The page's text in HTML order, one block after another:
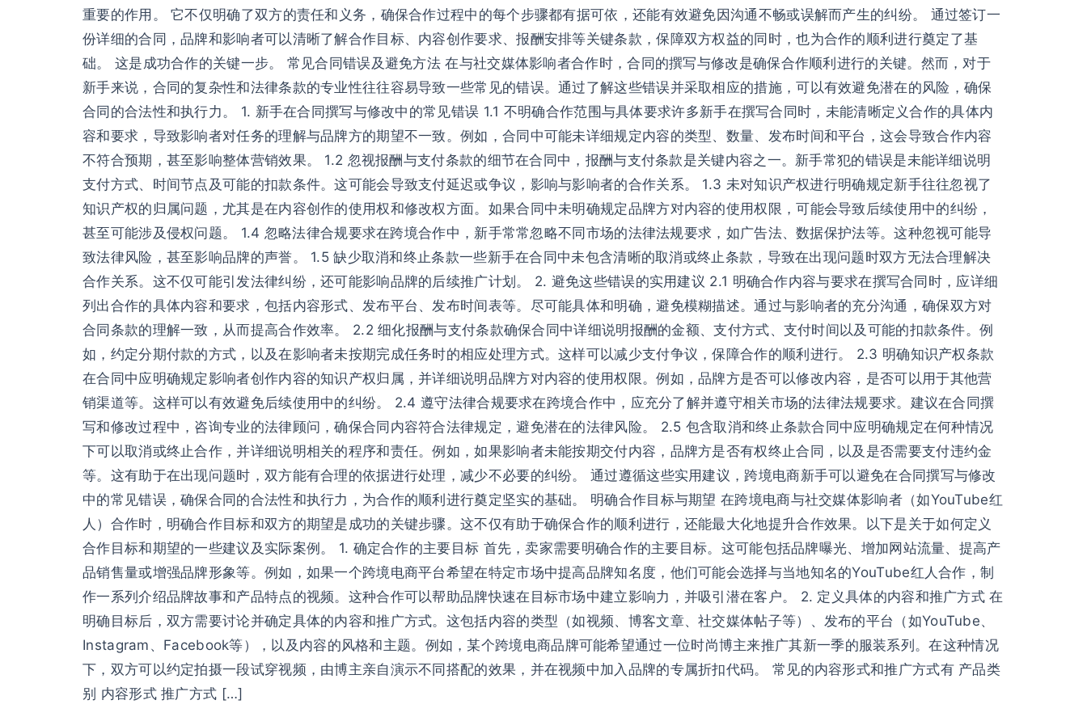
重要的作用。 它不仅明确了双方的责任和义务，确保合作过程中的每个步骤都有据可依，还能有效避免因沟通不畅或误解而产生的纠纷。 通过签订一
份详细的合同，品牌和影响者可以清晰了解合作目标、内容创作要求、报酬安排等关键条款，保障双方权益的同时，也为合作的顺利进行奠定了基
础。 这是成功合作的关键一步。 常见合同错误及避免方法 在与社交媒体影响者合作时，合同的撰写与修改是确保合作顺利进行的关键。然而，对于
新手来说，合同的复杂性和法律条款的专业性往往容易导致一些常见的错误。通过了解这些错误并采取相应的措施，可以有效避免潜在的风险，确保
合同的合法性和执行力。 1. 新手在合同撰写与修改中的常见错误 1.1 不明确合作范围与具体要求许多新手在撰写合同时，未能清晰定义合作的具体内
容和要求，导致影响者对任务的理解与品牌方的期望不一致。例如，合同中可能未详细规定内容的类型、数量、发布时间和平台，这会导致合作内容
不符合预期，甚至影响整体营销效果。 1.2 忽视报酬与支付条款的细节在合同中，报酬与支付条款是关键内容之一。新手常犯的错误是未能详细说明
支付方式、时间节点及可能的扣款条件。这可能会导致支付延迟或争议，影响与影响者的合作关系。 1.3 未对知识产权进行明确规定新手往往忽视了
知识产权的归属问题，尤其是在内容创作的使用权和修改权方面。如果合同中未明确规定品牌方对内容的使用权限，可能会导致后续使用中的纠纷，
甚至可能涉及侵权问题。 1.4 忽略法律合规要求在跨境合作中，新手常常忽略不同市场的法律法规要求，如广告法、数据保护法等。这种忽视可能导
致法律风险，甚至影响品牌的声誉。 1.5 缺少取消和终止条款一些新手在合同中未包含清晰的取消或终止条款，导致在出现问题时双方无法合理解决
合作关系。这不仅可能引发法律纠纷，还可能影响品牌的后续推广计划。 2. 避免这些错误的实用建议 2.1 明确合作内容与要求在撰写合同时，应详细
列出合作的具体内容和要求，包括内容形式、发布平台、发布时间表等。尽可能具体和明确，避免模糊描述。通过与影响者的充分沟通，确保双方对
合同条款的理解一致，从而提高合作效率。 2.2 细化报酬与支付条款确保合同中详细说明报酬的金额、支付方式、支付时间以及可能的扣款条件。例
如，约定分期付款的方式，以及在影响者未按期完成任务时的相应处理方式。这样可以减少支付争议，保障合作的顺利进行。 2.3 明确知识产权条款
在合同中应明确规定影响者创作内容的知识产权归属，并详细说明品牌方对内容的使用权限。例如，品牌方是否可以修改内容，是否可以用于其他营
销渠道等。这样可以有效避免后续使用中的纠纷。 2.4 遵守法律合规要求在跨境合作中，应充分了解并遵守相关市场的法律法规要求。建议在合同撰
写和修改过程中，咨询专业的法律顾问，确保合同内容符合法律规定，避免潜在的法律风险。 2.5 包含取消和终止条款合同中应明确规定在何种情况
下可以取消或终止合作，并详细说明相关的程序和责任。例如，如果影响者未能按期交付内容，品牌方是否有权终止合同，以及是否需要支付违约金
等。这有助于在出现问题时，双方能有合理的依据进行处理，减少不必要的纠纷。 通过遵循这些实用建议，跨境电商新手可以避免在合同撰写与修改
中的常见错误，确保合同的合法性和执行力，为合作的顺利进行奠定坚实的基础。 明确合作目标与期望 在跨境电商与社交媒体影响者（如YouTube红
人）合作时，明确合作目标和双方的期望是成功的关键步骤。这不仅有助于确保合作的顺利进行，还能最大化地提升合作效果。以下是关于如何定义
合作目标和期望的一些建议及实际案例。 1. 确定合作的主要目标 首先，卖家需要明确合作的主要目标。这可能包括品牌曝光、增加网站流量、提高产
品销售量或增强品牌形象等。例如，如果一个跨境电商平台希望在特定市场中提高品牌知名度，他们可能会选择与当地知名的YouTube红人合作，制
作一系列介绍品牌故事和产品特点的视频。这种合作可以帮助品牌快速在目标市场中建立影响力，并吸引潜在客户。 2. 定义具体的内容和推广方式 在
明确目标后，双方需要讨论并确定具体的内容和推广方式。这包括内容的类型（如视频、博客文章、社交媒体帖子等）、发布的平台（如YouTube、
Instagram、Facebook等），以及内容的风格和主题。例如，某个跨境电商品牌可能希望通过一位时尚博主来推广其新一季的服装系列。在这种情况
下，双方可以约定拍摄一段试穿视频，由博主亲自演示不同搭配的效果，并在视频中加入品牌的专属折扣代码。 常见的内容形式和推广方式有 产品类
别 内容形式 推广方式 […]